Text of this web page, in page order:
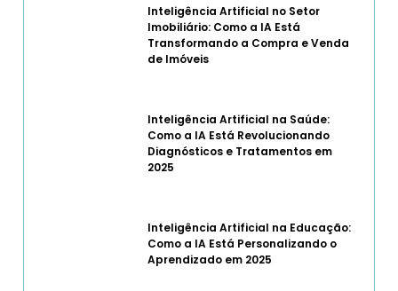
Inteligência Artificial no Setor
Imobiliário: Como a IA Está
Transformando a Compra e Venda
de Imóveis
Inteligência Artificial na Saúde:
Como a IA Está Revolucionando
Diagnósticos e Tratamentos em
2025
Inteligência Artificial na Educação:
Como a IA Está Personalizando o
Aprendizado em 2025